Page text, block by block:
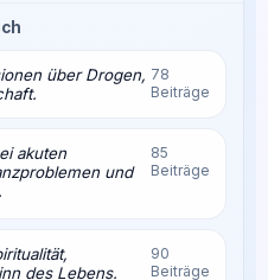
über Drogen, 78
Beiträge
akuten
und
85
Beiträge
des Lebens.
90
Beiträge